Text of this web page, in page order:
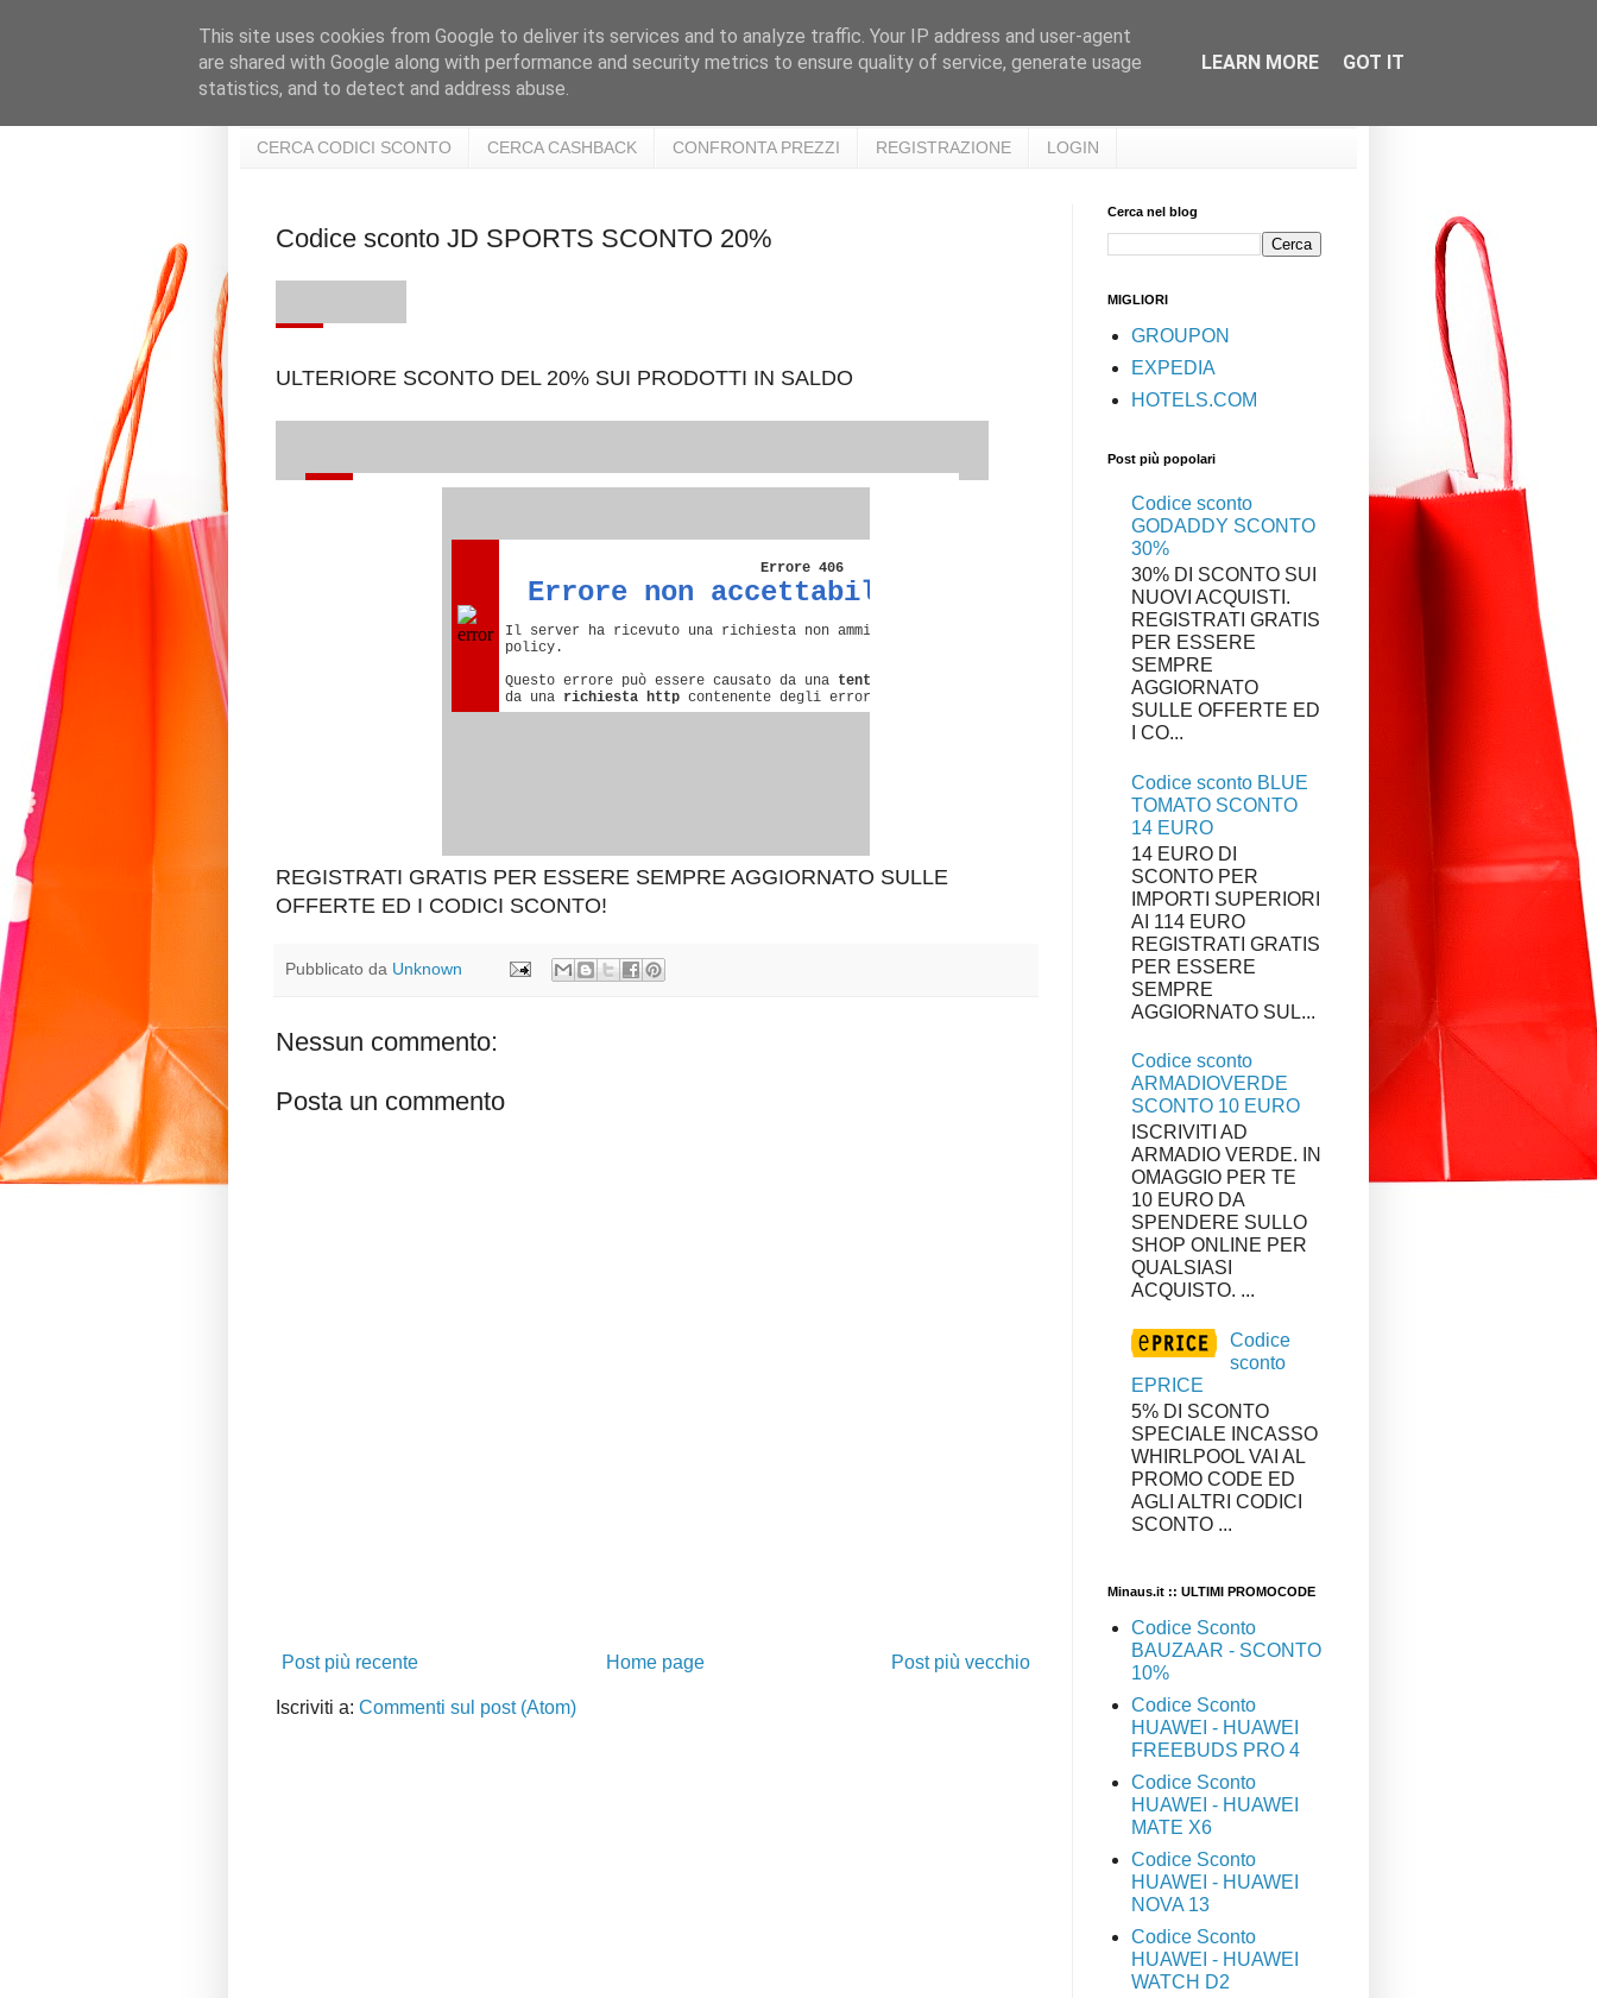
CERCA CODICI SCONTO CERCA CASHBACK CONFRONTA PREZZI REGISTRAZIONE LOGIN
Codice sconto JD SPORTS SCONTO 20%
ULTERIORE SCONTO DEL 20% SUI PRODOTTI IN SALDO
REGISTRATI GRATIS PER ESSERE SEMPRE AGGIORNATO SULLE
OFFERTE ED I CODICI SCONTO!
Pubblicato da Unknown
Nessun commento:
Posta un commento
Post più recente Post più vecchio
Home page
Iscriviti a: Commenti sul post (Atom)
Cerca nel blog
MIGLIORI
GROUPON
EXPEDIA
HOTELS.COM
Post più popolari
Codice sconto
GODADDY SCONTO
30%
30% DI SCONTO SUI
NUOVI ACQUISTI.
REGISTRATI GRATIS
PER ESSERE
SEMPRE
AGGIORNATO
SULLE OFFERTE ED
I CO...
Codice sconto BLUE
TOMATO SCONTO
14 EURO
14 EURO DI
SCONTO PER
IMPORTI SUPERIORI
AI 114 EURO
REGISTRATI GRATIS
PER ESSERE
SEMPRE
AGGIORNATO SUL...
Codice sconto
ARMADIOVERDE
SCONTO 10 EURO
ISCRIVITI AD
ARMADIO VERDE. IN
OMAGGIO PER TE
10 EURO DA
SPENDERE SULLO
SHOP ONLINE PER
QUALSIASI
ACQUISTO. ...
Codice
sconto
EPRICE
5% DI SCONTO
SPECIALE INCASSO
WHIRLPOOL VAI AL
PROMO CODE ED
AGLI ALTRI CODICI
SCONTO ...
Minaus.it :: ULTIMI PROMOCODE
Codice Sconto
BAUZAAR - SCONTO
10%
Codice Sconto
HUAWEI - HUAWEI
FREEBUDS PRO 4
Codice Sconto
HUAWEI - HUAWEI
MATE X6
Codice Sconto
HUAWEI - HUAWEI
NOVA 13
Codice Sconto
HUAWEI - HUAWEI
WATCH D2
This site uses cookies from Google to deliver its services and to analyze traffic. Your IP address and user-agent
are shared with Google along with performance and security metrics to ensure quality of service, generate usage
statistics, and to detect and address abuse.
LEARN MORE GOT IT